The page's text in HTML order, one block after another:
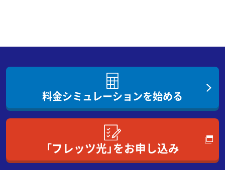
「フレッツ光」をお申し込み
料金シミュレーションを始める